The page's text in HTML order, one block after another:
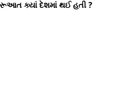
ક્યાં દેશમાં થઈ હતી ?